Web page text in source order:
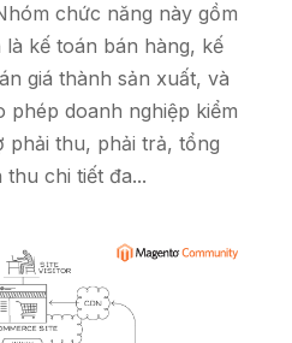
chức năng này gồm
kế toán bán hàng, kế
giá thành sản xuất, và
phép doanh nghiệp kiểm
phải thu, phải trả, tổng
chi tiết đa...